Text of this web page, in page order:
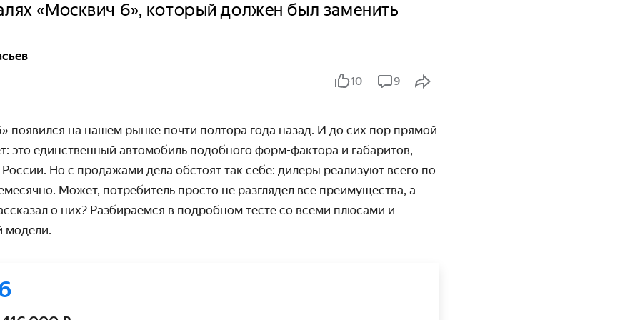
«Москвич 6», который должен был заменить
10 9
появился на нашем рынке почти полтора года назад. И до сих пор прямой
это единственный автомобиль подобного форм-фактора и габаритов,
Но с продажами дела обстоят так себе: дилеры реализуют всего по
Может, потребитель просто не разглядел все преимущества, а
о них? Разбираемся в подробном тесте со всеми плюсами и
модели.